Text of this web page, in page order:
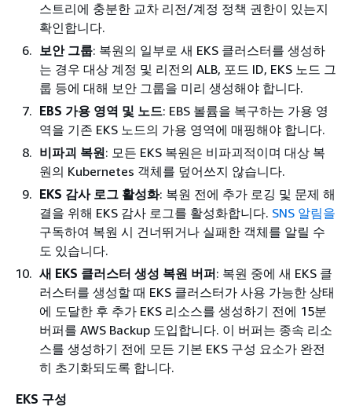
스트리에 충분한 교차 리전/계정 정책 권한이 있는지
확인합니다.
보안 그룹: 복원의 일부로 새 EKS 클러스터를 생성하
는 경우 대상 계정 및 리전의 ALB, 포드 ID, EKS 노드 그
룹 등에 대해 보안 그룹을 미리 생성해야 합니다.
EBS 가용 영역 및 노드: EBS 볼륨을 복구하는 가용 영
역을 기존 EKS 노드의 가용 영역에 매핑해야 합니다.
비파괴 복원: 모든 EKS 복원은 비파괴적이며 대상 복
원의 Kubernetes 객체를 덮어쓰지 않습니다.
EKS 감사 로그 활성화: 복원 전에 추가 로깅 및 문제 해
결을 위해 EKS 감사 로그를 활성화합니다. SNS 알림을
구독하여 복원 시 건너뛰거나 실패한 객체를 알릴 수
도 있습니다.
새 EKS 클러스터 생성 복원 버퍼: 복원 중에 새 EKS 클
러스터를 생성할 때 EKS 클러스터가 사용 가능한 상태
에 도달한 후 추가 EKS 리소스를 생성하기 전에 15분
버퍼를 AWS Backup 도입합니다. 이 버퍼는 종속 리소
스를 생성하기 전에 모든 기본 EKS 구성 요소가 완전
히 초기화되도록 합니다.
EKS 구성